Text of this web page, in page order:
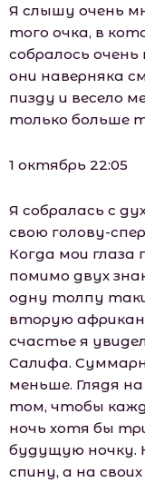
Я слышу очень
того очка, в
собралось
они наверняка
пизду и весело
только больше
1 октябрь 22:05
Я собралась с
свою голову-
Когда мои глаза
помимо двух
одну толпу
вторую
счастье я
Салифа.
меньше. Глядя
том, чтобы
ночь хотя бы
будущую ночку.
спину, а на